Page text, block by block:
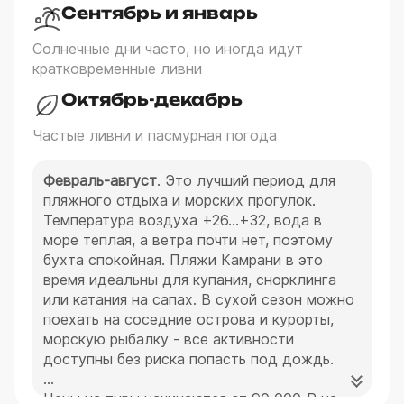
Сентябрь и январь
Солнечные дни часто, но иногда идут
кратковременные ливни
Октябрь-декабрь
Частые ливни и пасмурная погода
Февраль-август. Это лучший период для
пляжного отдыха и морских прогулок.
Температура воздуха +26…+32, вода в
море теплая, а ветра почти нет, поэтому
бухта спокойная. Пляжи Камрани в это
время идеальны для купания, снорклинга
или катания на сапах. В сухой сезон можно
поехать на соседние острова и курорты,
морскую рыбалку - все активности
доступны без риска попасть под дождь.
Цены на туры начинаются от 90 000 ₽ на